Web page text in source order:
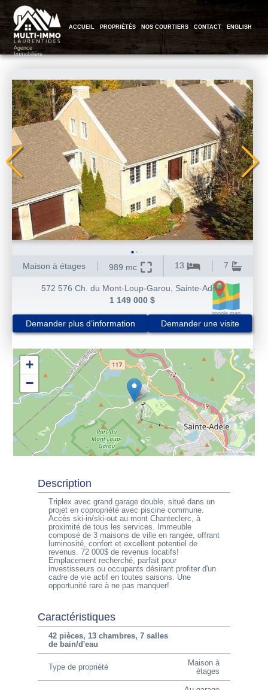
Agence
Immobilière
ACCUEIL PROPRIÉTÉS NOS COURTIERS CONTACT ENGLISH
576
Maison à étages 989 mc 13 7
google map
572 576 Ch. du Mont-Loup-Garou
Sainte-Adèle
1 149 000 $
Demander plus d’information Demander une visite
+
−
Leaflet|©OpenStreetMap
Description
Triplex avec grand garage double, situé dans un
projet en copropriété avec piscine commune.
Accès ski-in/ski-out au mont Chanteclerc, à
proximité de tous les services. Immeuble
composé de 3 maisons de ville en rangée, offrant
luminosité, confort et excellent potentiel de
revenus. 72 000$ de revenus locatifs!
Emplacement recherché, parfait pour
investisseurs ou occupants désirant profiter d'un
cadre de vie actif en toutes saisons. Une
opportunité rare à ne pas manquer!
Caractéristiques
42 pièces, 13 chambres, 7 salles
de bain/d'eau
Type de propriété
Maison à
étages